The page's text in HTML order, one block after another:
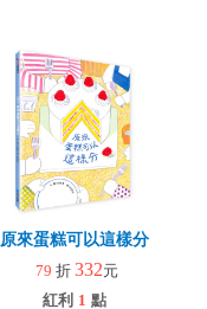
原來蛋糕可以這樣分
79 折 332元
紅利 1 點